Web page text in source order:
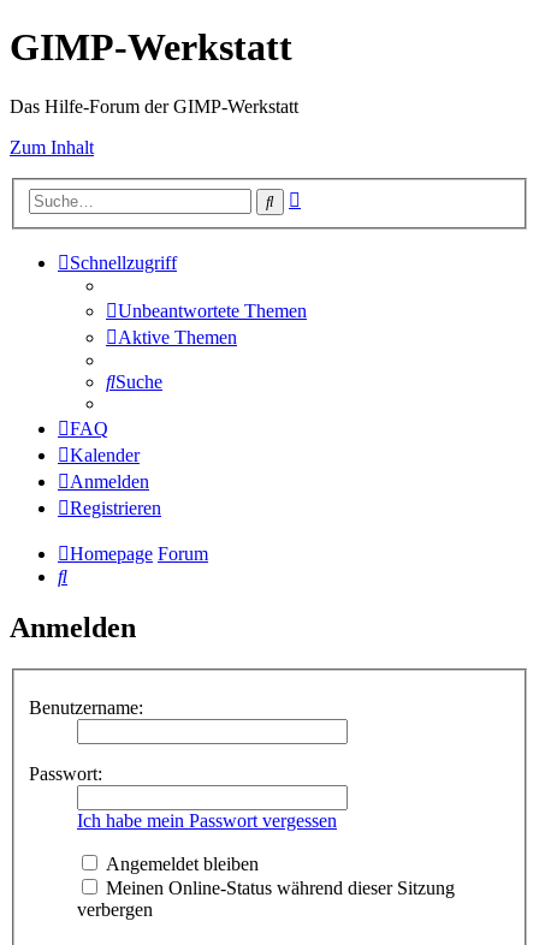
GIMP-Werkstatt
Das Hilfe-Forum der GIMP-Werkstatt
Zum Inhalt
Suche
Schnellzugriff
Unbeantwortete Themen
Aktive Themen
Suche
FAQ
Kalender
Anmelden
Registrieren
Homepage Forum
Suche
Anmelden
Benutzername:
Passwort:
Ich habe mein Passwort vergessen
Angemeldet bleiben
Meinen Online-Status während dieser Sitzung
verbergen